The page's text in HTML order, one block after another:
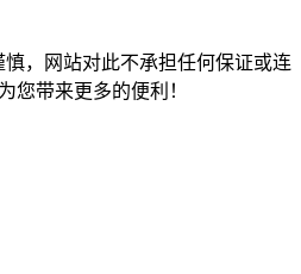
，网站对此不承担任何保证或连
您带来更多的便利！